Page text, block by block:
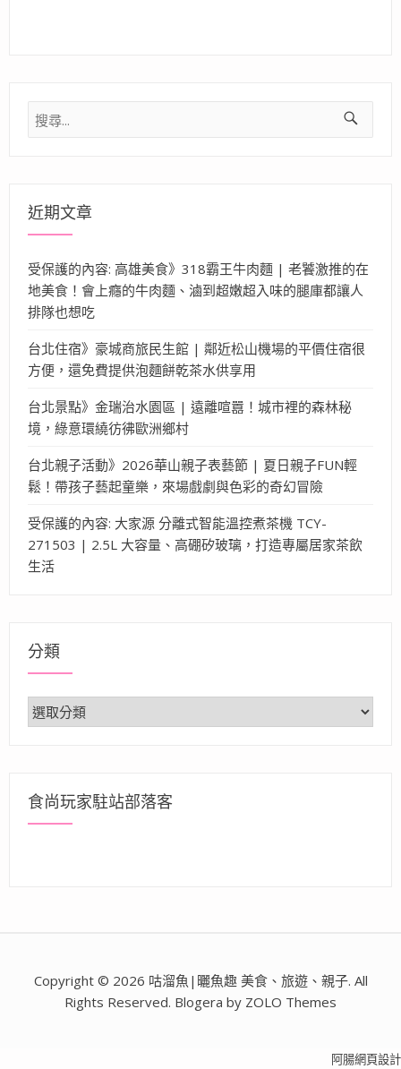
搜
尋
近期文章
受保護的內容: 高雄美食》318霸王牛肉麵 | 老饕激推的在
地美食！會上癮的牛肉麵、滷到超嫩超入味的腿庫都讓人
排隊也想吃
台北住宿》豪城商旅民生館 | 鄰近松山機場的平價住宿很
方便，還免費提供泡麵餅乾茶水供享用
台北景點》金瑞治水園區 | 遠離喧囂！城市裡的森林秘
境，綠意環繞彷彿歐洲鄉村
台北親子活動》2026華山親子表藝節 | 夏日親子FUN輕
鬆！帶孩子藝起童樂，來場戲劇與色彩的奇幻冒險
受保護的內容: 大家源 分離式智能溫控煮茶機 TCY-
271503 | 2.5L 大容量、高硼矽玻璃，打造專屬居家茶飲
生活
分類
分
類
食尚玩家駐站部落客
Copyright © 2026 咕溜魚|曬魚趣 美食、旅遊、親子. All
Rights Reserved. Blogera by ZOLO Themes
阿腸網頁設計